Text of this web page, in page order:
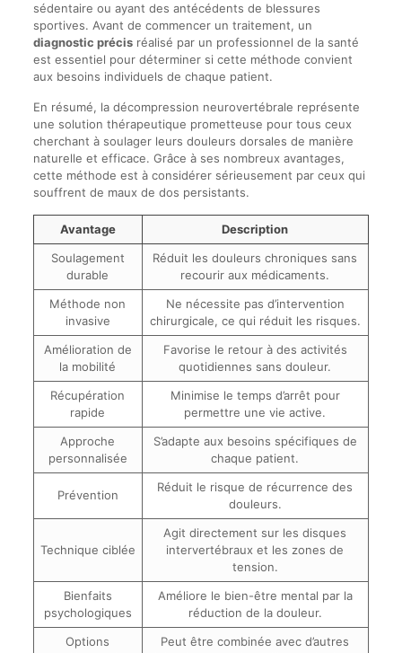
sédentaire ou ayant des antécédents de blessures
sportives. Avant de commencer un traitement, un
diagnostic précisréalisé par un professionnel de la santé
est essentiel pour déterminer si cette méthode convient
aux besoins individuels de chaque patient.
En résumé, la décompression neurovertébrale représente
une solution thérapeutique prometteuse pour tous ceux
cherchant à soulager leurs douleurs dorsales de manière
naturelle et efficace. Grâce à ses nombreux avantages,
cette méthode est à considérer sérieusement par ceux qui
souffrent de maux de dos persistants.
Avantage
Description
Soulagement
durable
Réduit les douleurs chroniques sans
recourir aux médicaments.
Méthode non
invasive
Ne nécessite pas d’intervention
chirurgicale, ce qui réduit les risques.
Amélioration de
la mobilité
Favorise le retour à des activités
quotidiennes sans douleur.
Récupération
rapide
Minimise le temps d’arrêt pour
permettre une vie active.
Approche
personnalisée
S’adapte aux besoins spécifiques de
chaque patient.
Prévention
Réduit le risque de récurrence des
douleurs.
Technique ciblée
Agit directement sur les disques
intervertébraux et les zones de
tension.
Bienfaits
psychologiques
Améliore le bien-être mental par la
réduction de la douleur.
Options
Peut être combinée avec d’autres